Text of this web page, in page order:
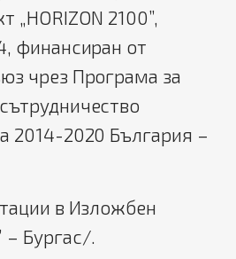
„HORIZON 2100”,
финансиран от
чрез Програма за
2014-2020 България –
в Изложбен
– Бургас/.